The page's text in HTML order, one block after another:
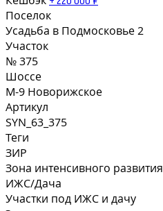
Поселок
Усадьба в Подмосковье 2
Участок
№ 375
Шоссе
М-9 Новорижское
Артикул
SYN_63_375
Теги
ЗИР
Зона интенсивного развития
ИЖС/Дача
Участки под ИЖС и дачу